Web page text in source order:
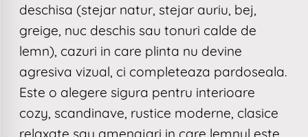
deschisa (stejar natur, stejar auriu, bej,
greige, nuc deschis sau tonuri calde de
lemn), cazuri in care plinta nu devine
agresiva vizual, ci completeaza pardoseala.
Este o alegere sigura pentru interioare
cozy, scandinave, rustice moderne, clasice
relaxate sau amenajari in care lemnul este